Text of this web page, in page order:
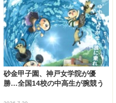
砂金甲子園、神戸女学院が優
勝…全国14校の中高生が腕競う